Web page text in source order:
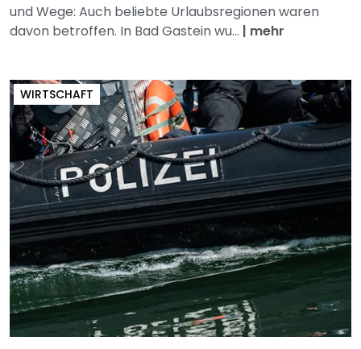
und Wege: Auch beliebte Urlaubsregionen waren
davon betroffen. In Bad Gastein wu... | mehr
WIRTSCHAFT